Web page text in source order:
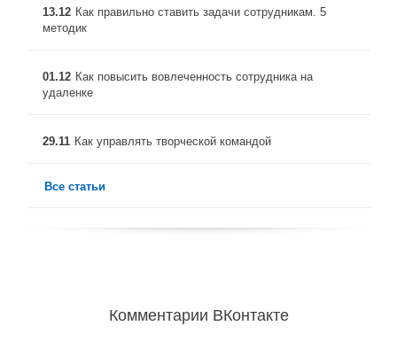
13.12 Как правильно ставить задачи сотрудникам. 5
методик
01.12 Как повысить вовлеченность сотрудника на
удаленке
29.11 Как управлять творческой командой
Все статьи
Комментарии ВКонтакте